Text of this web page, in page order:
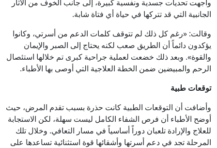
واجهت تحديات جسدية ونفسية كبيرة، إلى جانب الخوف من الآثار
الجانبية التي قد تتركها في حياة أي فتاة شابة.
وقالت: «رغم كل ذلك لم تتوقف كلمات الدعم من أسرتي، وكانوا
يؤكدون دائماً أن الطريق صعب لكنه يحتاج إلى الصبر والإيمان
والقوة». وبعد ذلك خضعت لعملية جراحية كبرى تم خلالها استئصال
الرحم والمبيضين ضمن الخطة العلاجية التي أوصى بها الأطباء.
توقعات طبية
وأضافت أن التوقعات الطبية كانت حذرة بسبب تقدم المرض، حيث
أوضح الأطباء أن فرص الشفاء الكامل ليست سهلة، لكن الاستجابة
للعلاج والإرادة تلعبان دوراً أساسياً في مسار التعافي. وخلال تلك
المرحلة تجد في دعم أسرتها وأشقائها قوة استثنائية تساعدها على